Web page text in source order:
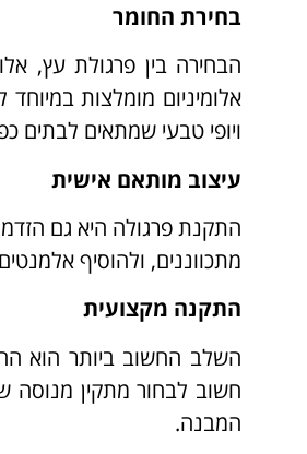
בחירת החומר
הבחירה בין פרגולת עץ,
אלומיניום מומלצות
ויופי טבעי שמתאים לבתים
עיצוב מותאם אישית
התקנת פרגולה היא גם
מתכווננים, ולהוסיף
התקנה מקצועית
השלב החשוב ביותר הוא
חשוב לבחור מתקין מנוסה
המבנה.